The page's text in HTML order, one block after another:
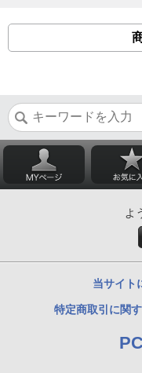
よ
当サイト
特定商取引に関